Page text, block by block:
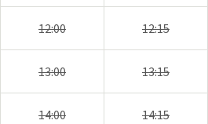
12:00 12:15
13:00 13:15
14:00 14:15